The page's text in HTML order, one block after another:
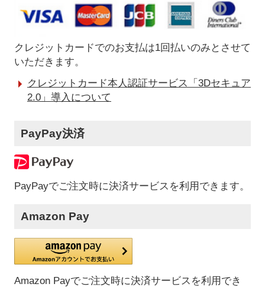
クレジットカードでのお支払は1回払いのみとさせて
いただきます。
クレジットカード本人認証サービス「3Dセキュア
2.0」導入について
PayPay決済
PayPayでご注文時に決済サービスを利用できます。
Amazon Pay
Amazon Payでご注文時に決済サービスを利用でき